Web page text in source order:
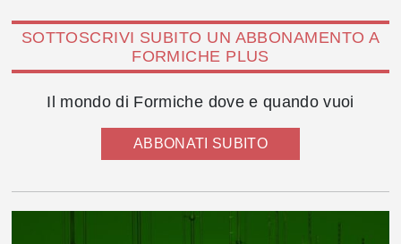
SOTTOSCRIVI SUBITO UN ABBONAMENTO A
FORMICHE PLUS
Il mondo di Formiche dove e quando vuoi
ABBONATI SUBITO